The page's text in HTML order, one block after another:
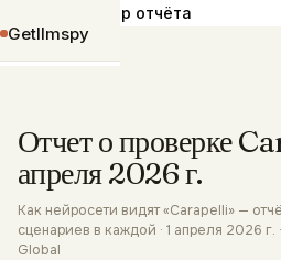
Getllmspy
Пример отчёта
К содержимому
Отчет о проверке
апреля 2026 г.
Как нейросети видят «Carapelli» —
сценариев в каждой · 1 апреля 2026 г.
Global